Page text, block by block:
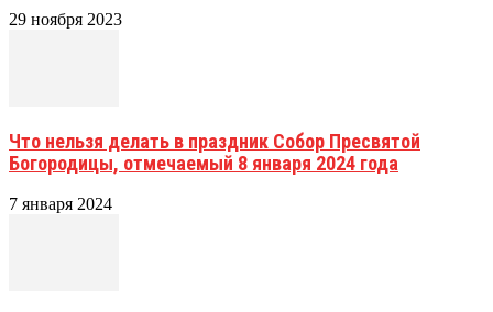
29 ноября 2023
Что нельзя делать в праздник Собор Пресвятой
Богородицы, отмечаемый 8 января 2024 года
7 января 2024